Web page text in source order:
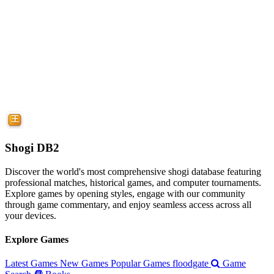
Shogi DB2
Discover the world's most comprehensive shogi database featuring
professional matches, historical games, and computer tournaments.
Explore games by opening styles, engage with our community
through game commentary, and enjoy seamless access across all
your devices.
Explore Games
Latest Games New Games Popular Games floodgate
Game